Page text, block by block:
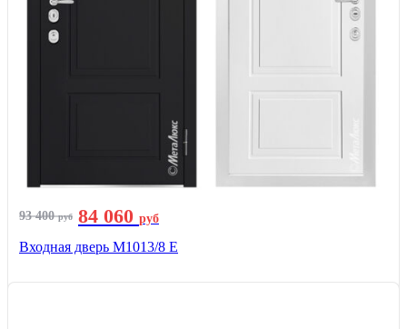
93 400руб 84 060 руб
Входная дверь М1013/8 E